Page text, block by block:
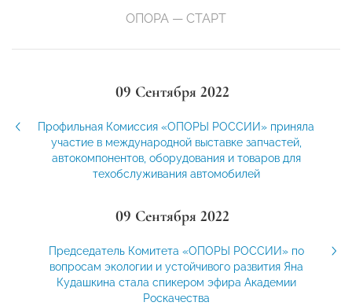
ОПОРА — СТАРТ
09 Сентября 2022
Профильная Комиссия «ОПОРЫ РОССИИ» приняла
участие в международной выставке запчастей,
автокомпонентов, оборудования и товаров для
техобслуживания автомобилей
09 Сентября 2022
Председатель Комитета «ОПОРЫ РОССИИ» по
вопросам экологии и устойчивого развития Яна
Кудашкина стала спикером эфира Академии
Роскачества